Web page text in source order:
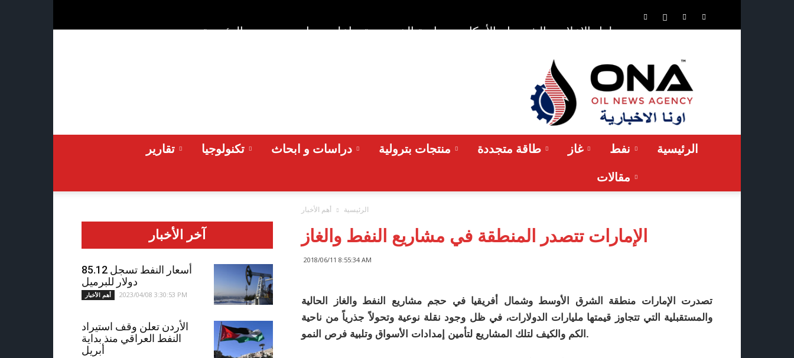
Saturday 2026-08-08 الرئيسية من نحن اعلن معنا سياسة الخصوصية الشروط والأحكام حلول الإعلان
ONA™
NEWS
/
أونا
الاخبارية
الرئيسية نفط غاز طاقة متجددة منتجات بترولية دراسات و ابحاث تكنولوجيا
تقارير
مقالات
الرئيسية أهم الأخبار
الإمارات تتصدر المنطقة في مشاريع النفط والغاز
2018/06/11 8:55:34 AM
تصدرت الإمارات منطقة الشرق الأوسط وشمال أفريقيا في حجم مشاريع النفط والغاز الحالية
والمستقبلية التي تتجاوز قيمتها مليارات الدولارات، في ظل وجود نقلة نوعية وتحولاً جذرياً من ناحية
الكم والكيف لتلك المشاريع لتأمين إمدادات الأسواق وتلبية فرص النمو.
آخر الأخبار
أسعار النفط تسجل 85.12
دولار للبرميل
أهم الأخبار 2023/04/08 3:30:53 PM
الأردن تعلن وقف استيراد
النفط العراقي منذ بداية
أبريل